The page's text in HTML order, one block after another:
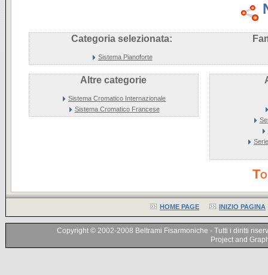
Categoria selezionata:
Sistema Pianoforte
Altre categorie
Sistema Cromatico Internazionale
Sistema Cromatico Francese
HOME PAGE INIZIO PAGINA
Copyright © 2002-2008 Beltrami Fisarmoniche - Tutti i diritti
Project and